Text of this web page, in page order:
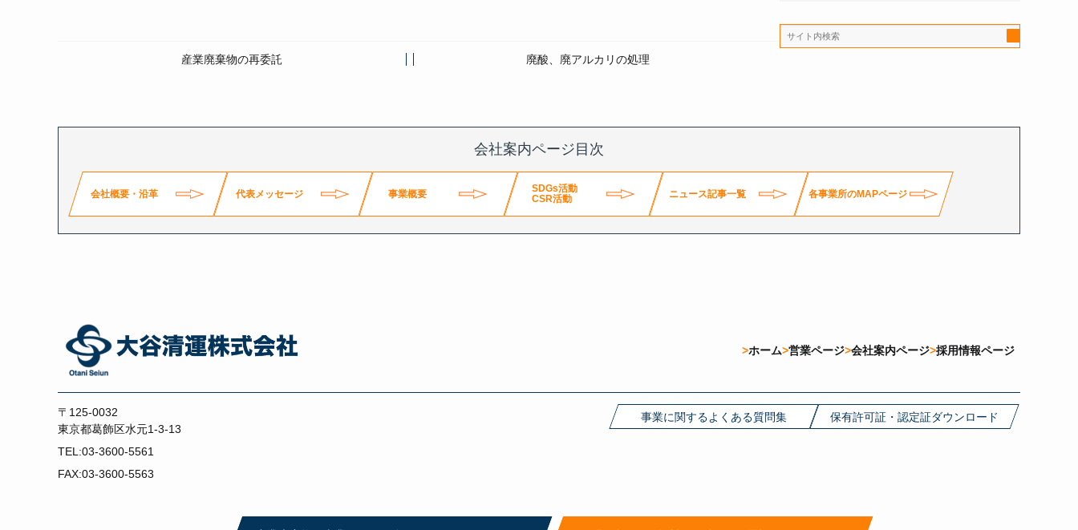
産業廃棄物の再委託 廃酸、廃アルカリの処理
会社案内ページ目次
会社概要・沿革 代表メッセージ 事業概要
SDGs活動
CSR活動
ニュース記事一覧 各事業所のMAPページ
〒125-0032
東京都葛飾区水元1-3-13
TEL:03-3600-5561
FAX:03-3600-5563
ホーム 営業ページ 会社案内ページ 採用情報ページ
事業に関するよくある質問集 保有許可証・認定証ダウンロード